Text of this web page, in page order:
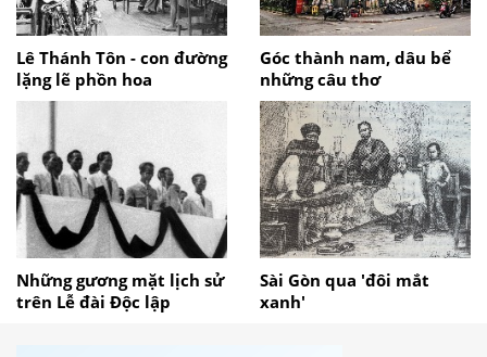
Lê Thánh Tôn - con đường
lặng lẽ phồn hoa
Góc thành nam, dâu bể
những câu thơ
Những gương mặt lịch sử
trên Lễ đài Độc lập
Sài Gòn qua 'đôi mắt
xanh'